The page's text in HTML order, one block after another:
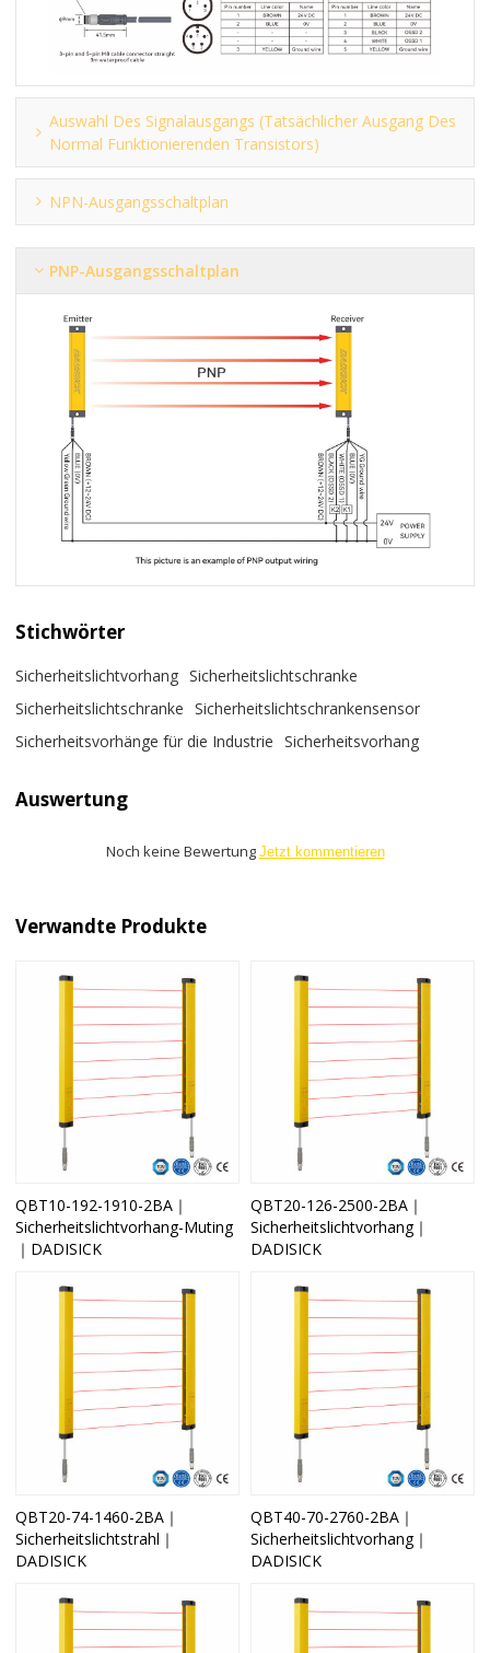
Auswahl Des Signalausgangs (tatsächlicher Ausgang Des
Normal Funktionierenden Transistors)
NPN-Ausgangsschaltplan
PNP-Ausgangsschaltplan
Stichwörter
Sicherheitslichtvorhang Sicherheitslichtschranke
Sicherheitslichtschranke
Sicherheitslichtschrankensensor
Sicherheitsvorhänge für die Industrie
Sicherheitsvorhang
Auswertung
Noch keine Bewertung Jetzt kommentieren
Verwandte Produkte
QBT10-192-1910-2BA｜
Sicherheitslichtvorhang-Muting
｜DADISICK
QBT20-126-2500-2BA｜
Sicherheitslichtvorhang｜
DADISICK
QBT20-74-1460-2BA｜
Sicherheitslichtstrahl｜
DADISICK
QBT40-70-2760-2BA｜
Sicherheitslichtvorhang｜
DADISICK